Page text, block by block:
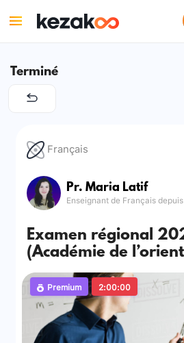
Terminé
Français
Pr. Maria Latif
Enseignant de Français
Examen régional
(Académie de
Premium 2:00:00